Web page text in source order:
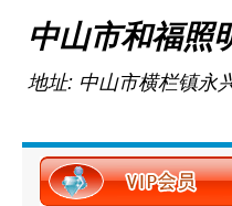
中山市和福照
地址: 中山市横栏镇永